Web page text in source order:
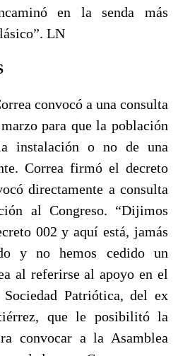
en la senda más
LN
convocó a una consulta
para que la población
instalación o no de una
Correa firmó el decreto
directamente a consulta
al Congreso. “Dijimos
002 y aquí está, jamás
y no hemos cedido un
al referirse al apoyo en el
Patriótica, del ex
que le posibilitó la
convocar a la Asamblea